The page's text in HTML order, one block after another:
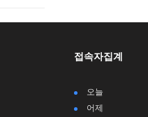
접속자집계
오늘
어제